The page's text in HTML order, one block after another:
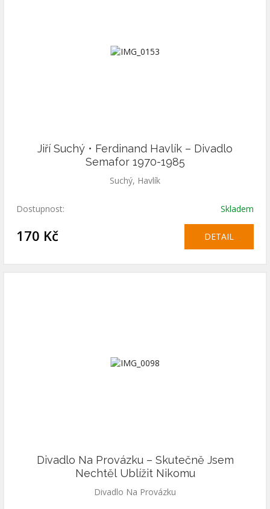
Jiří Suchý • Ferdinand Havlík – Divadlo
Semafor 1970-1985
Suchý, Havlík
Dostupnost: Skladem
170 Kč DETAIL
Divadlo Na Provázku – Skutečně Jsem
Nechtěl Ublížit Nikomu
Divadlo Na Provázku